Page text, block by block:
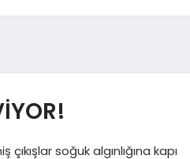
soğuk algınlığına kapı